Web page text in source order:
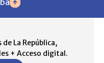
La República,
+ Acceso digital.